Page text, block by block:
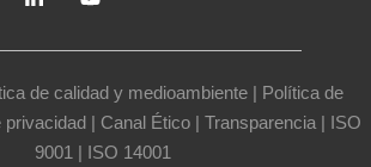
de calidad y medioambiente| Política de
privacidad | Canal Ético | Transparencia | ISO
9001 | ISO 14001